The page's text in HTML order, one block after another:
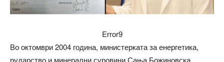
Error9
Во октомври 2004 година, министерката за енергетика,
рударство и минерални суровини Сања Божиновска